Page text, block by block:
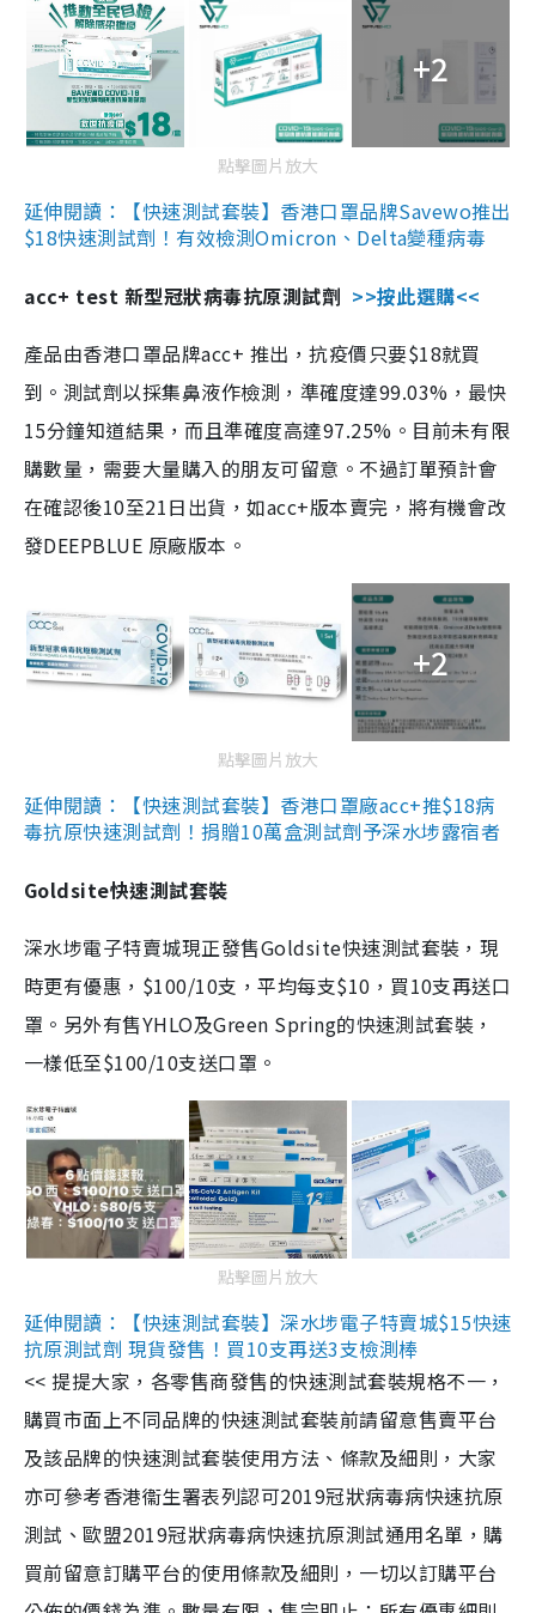
+2
點擊圖片放大
延伸閱讀：【快速測試套裝】香港口罩品牌Savewo推出
$18快速測試劑！有效檢測Omicron、Delta變種病毒
acc+ test 新型冠狀病毒抗原測試劑 >>按此選購<<
產品由香港口罩品牌acc+ 推出，抗疫價只要$18就買
到。測試劑以採集鼻液作檢測，準確度達99.03%，最快
15分鐘知道結果，而且準確度高達97.25%。目前未有限
購數量，需要大量購入的朋友可留意。不過訂單預計會
在確認後10至21日出貨，如acc+版本賣完，將有機會改
發DEEPBLUE 原廠版本。
+2
點擊圖片放大
延伸閱讀：【快速測試套裝】香港口罩廠acc+推$18病
毒抗原快速測試劑！捐贈10萬盒測試劑予深水埗露宿者
Goldsite快速測試套裝
深水埗電子特賣城現正發售Goldsite快速測試套裝，現
時更有優惠，$100/10支，平均每支$10，買10支再送口
罩。另外有售YHLO及Green Spring的快速測試套裝，
一樣低至$100/10支送口罩。
點擊圖片放大
延伸閱讀：【快速測試套裝】深水埗電子特賣城$15快速
抗原測試劑 現貨發售！買10支再送3支檢測棒
<< 提提大家，各零售商發售的快速測試套裝規格不一，
購買市面上不同品牌的快速測試套裝前請留意售賣平台
及該品牌的快速測試套裝使用方法、條款及細則，大家
亦可參考香港衞生署表列認可2019冠狀病毒病快速抗原
測試、歐盟2019冠狀病毒病快速抗原測試通用名單，購
買前留意訂購平台的使用條款及細則，一切以訂購平台